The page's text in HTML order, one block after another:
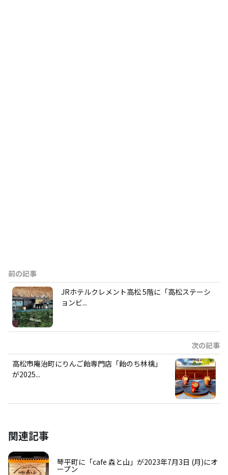
前の記事
JRホテルクレメント高松 5階に「高松ステーシ
ョンビ...
次の記事
高松市庵治町にりんご飴専門店「飴のち林檎」
が2025...
関連記事
琴平町に「cafe 森と山」が2023年7月3日 (月)にオ
ープン